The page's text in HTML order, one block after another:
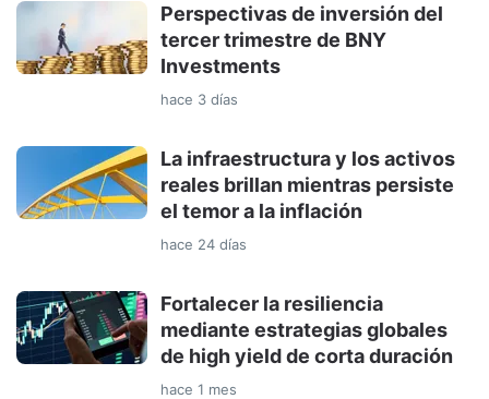
Perspectivas de inversión del
tercer trimestre de BNY
Investments
hace 3 días
La infraestructura y los activos
reales brillan mientras persiste
el temor a la inflación
hace 24 días
Fortalecer la resiliencia
mediante estrategias globales
de high yield de corta duración
hace 1 mes